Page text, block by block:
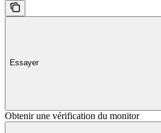
Essayer
Obtenir une vérification du monitor